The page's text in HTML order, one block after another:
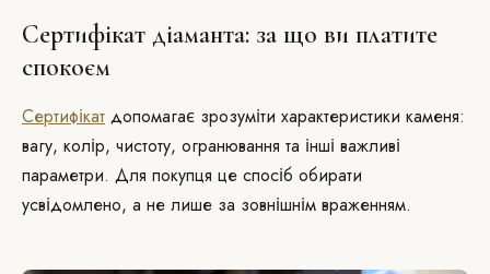
Сертифікат діаманта: за що ви платите
спокоєм
Сертифікат допомагає зрозуміти характеристики каменя:
вагу, колір, чистоту, огранювання та інші важливі
параметри. Для покупця це спосіб обирати
усвідомлено, а не лише за зовнішнім враженням.